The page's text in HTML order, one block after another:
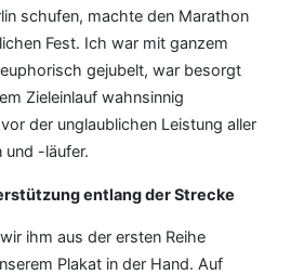
schufen, machte den Marathon
Fest. Ich war mit ganzem
gejubelt, war besorgt
Zieleinlauf wahnsinnig
der unglaublichen Leistung aller
und -läufer.
entlang der Strecke
ihm aus der ersten Reihe
Plakat in der Hand. Auf